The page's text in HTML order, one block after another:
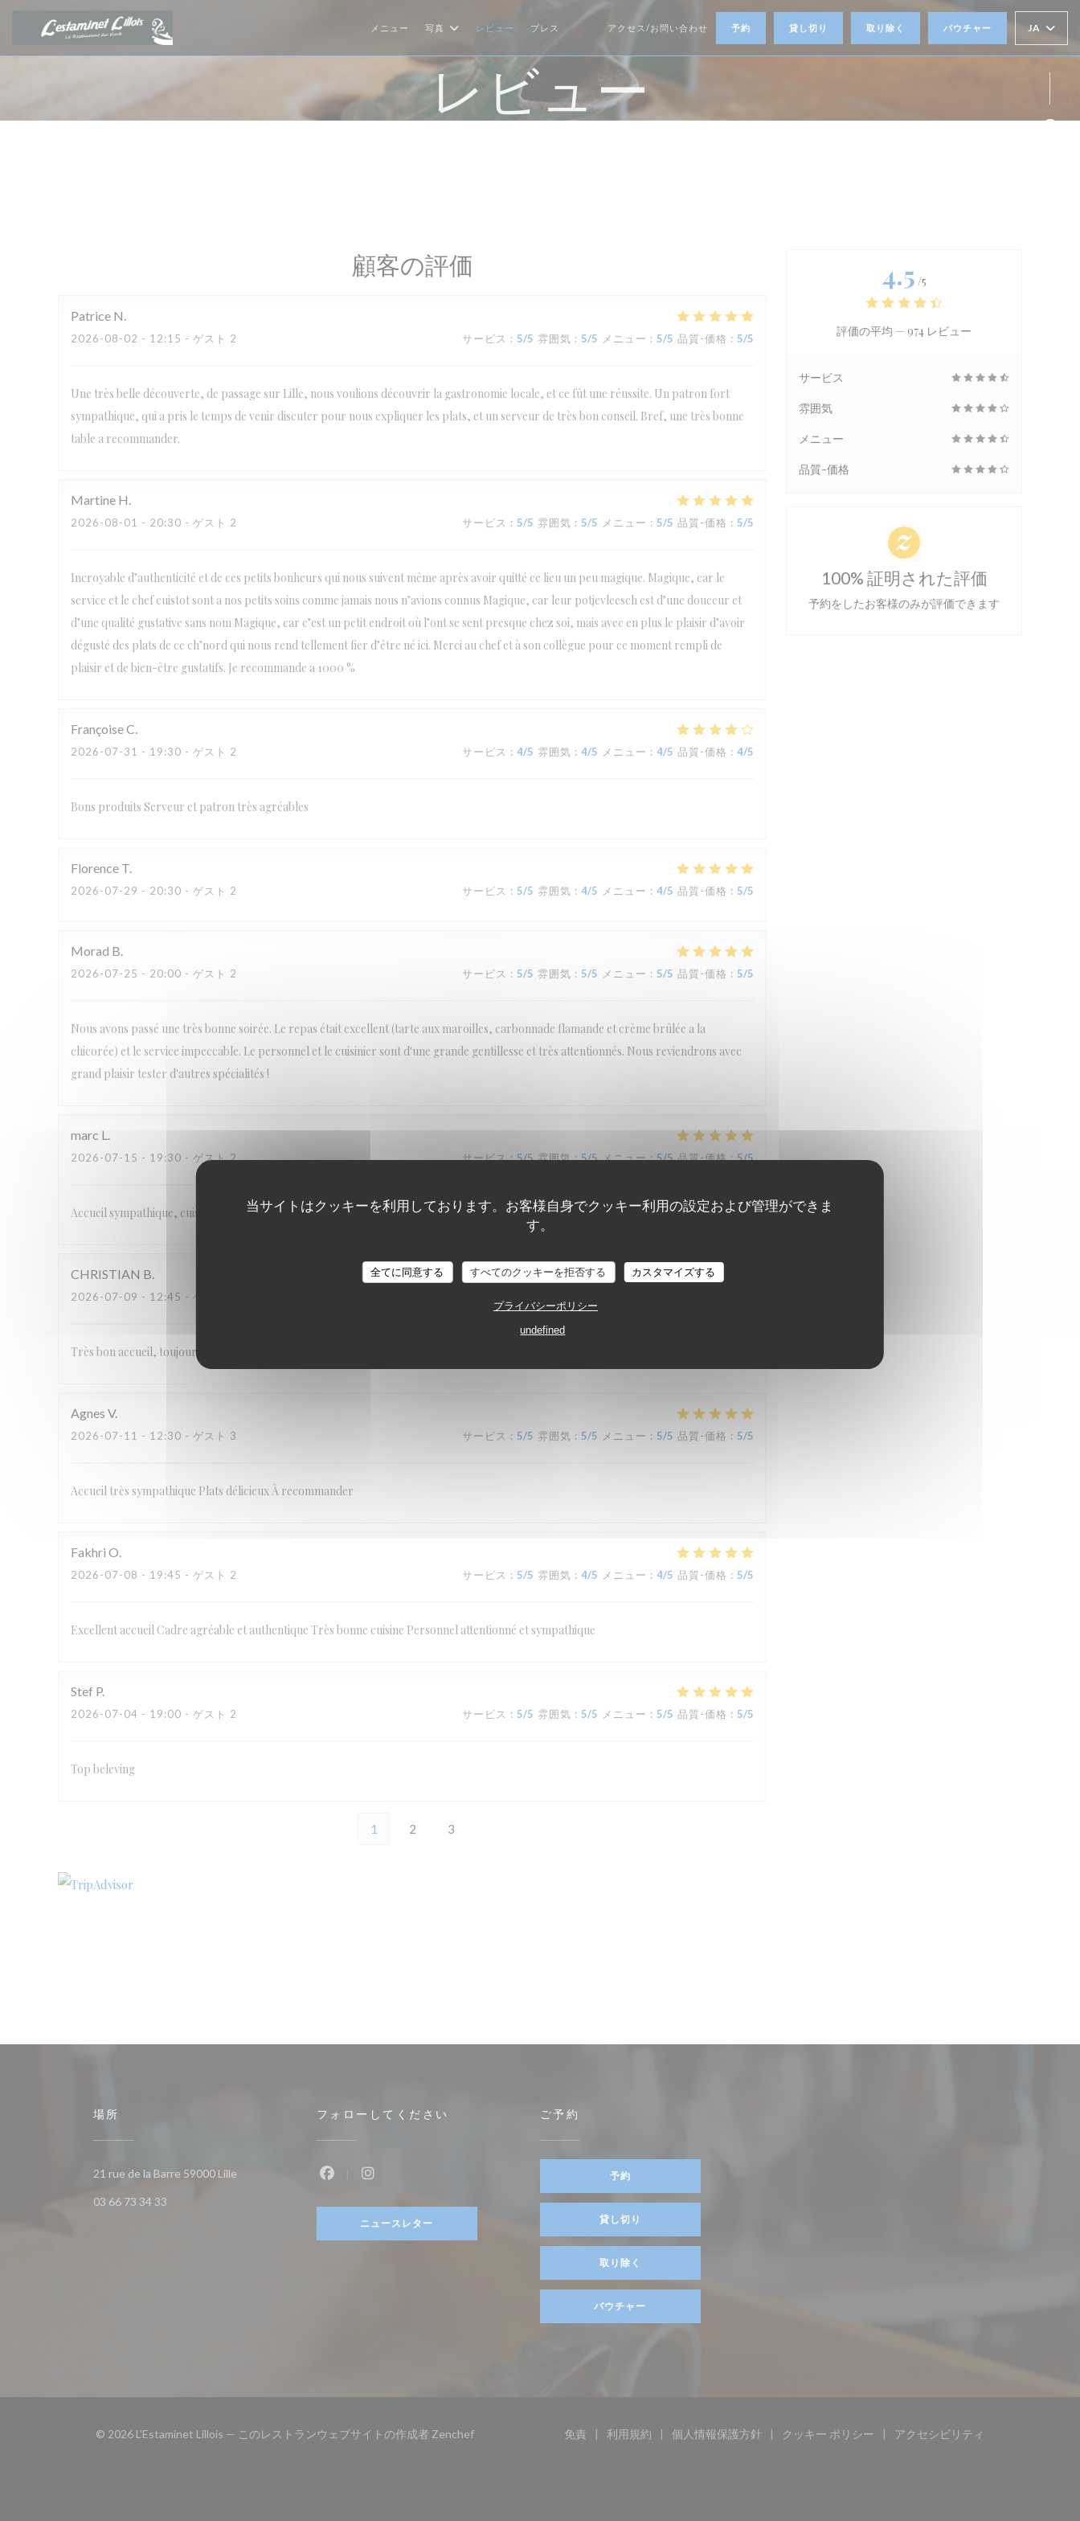
クッキー利用の管理について
当サイトはクッキーを利用しております。お客様自身でクッキー利用の設定および管理ができま
す。
全てに同意する すべてのクッキーを拒否する カスタマイズする
プライバシーポリシー
undefined
メニュー 写真 レビュー プレス
((新しいウィンドウで開きます))
((新しいウィンドウで開きます))
アクセス/お問い合わせ 予約 貸し切り 取り除く バウチャー JA
レビュー
顧客の評価
Patrice N
2026-08-02 - 12:15 - ゲスト 2 サービス : 5/5 雰囲気 : 5/5 メニュー : 5/5 品質-価格 : 5/5
Une très belle découverte, de passage sur Lille, nous voulions découvrir la gastronomie locale, et ce fût une réussite. Un patron fort
sympathique, qui a pris le temps de venir discuter pour nous expliquer les plats, et un serveur de très bon conseil. Bref, une très bonne
table a recommander.
Martine H
2026-08-01 - 20:30 - ゲスト 2 サービス : 5/5 雰囲気 : 5/5 メニュー : 5/5 品質-価格 : 5/5
Incroyable d’authenticité et de ces petits bonheurs qui nous suivent même après avoir quitté ce lieu un peu magique. Magique, car le
service et le chef cuistot sont a nos petits soins comme jamais nous n’avions connus Magique, car leur potjevleesch est d’une douceur et
d’une qualité gustative sans nom Magique, car c’est un petit endroit où l’ont se sent presque chez soi, mais avec en plus le plaisir d’avoir
dégusté des plats de ce ch’nord qui nous rend tellement fier d’être né ici. Merci au chef et à son collègue pour ce moment rempli de
plaisir et de bien-être gustatifs. Je recommande a 1000 %
FrançoiseC
2026-07-31 - 19:30 - ゲスト 2 サービス : 4/5 雰囲気 : 4/5 メニュー : 4/5 品質-価格 : 4/5
Bons produits Serveur et patron très agréables
Florence T
2026-07-29 - 20:30 - ゲスト 2 サービス : 5/5 雰囲気 : 4/5 メニュー : 4/5 品質-価格 : 5/5
Morad B
2026-07-25 - 20:00 - ゲスト 2 サービス : 5/5 雰囲気 : 5/5 メニュー : 5/5 品質-価格 : 5/5
Nous avons passé une très bonne soirée. Le repas était excellent (tarte aux maroilles, carbonnade flamande et crème brûlée a la
chicorée) et le service impeccable. Le personnel et le cuisinier sont d'une grande gentillesse et très attentionnés. Nous reviendrons avec
grand plaisir tester d'autres spécialités !
marc L
2026-07-15 - 19:30 - ゲスト 2 サービス: 5/5 雰囲気: 5/5 メニュー: 5/5 品質-価格: 5/5
Accueil sympathique, cuisine du terroir , le couple de bretons que nous sommes avons été ravis ! Nous recommandons !
CHRISTIAN B
2026-07-09 - 12:45 - ゲスト 2
Très bon accueil, toujours à notre écoute. Les plats étaient excellents, nous y reviendrons !
Agnes V
2026-07-11 - 12:30 - ゲスト 3 サービス : 5/5 雰囲気 : 5/5 メニュー : 5/5 品質-価格 : 5/5
Accueil très sympathique Plats délicieux À recommander
Fakhri O
2026-07-08 - 19:45 - ゲスト 2 サービス : 5/5 雰囲気 : 4/5 メニュー : 4/5 品質-価格 : 5/5
Excellent accueil Cadre agréable et authentique Très bonne cuisine Personnel attentionné et sympathique
Stef P
2026-07-04 - 19:00 - ゲスト 2 サービス : 5/5 雰囲気 : 5/5 メニュー : 5/5 品質-価格 : 5/5
Top beleving
1 2 3
4.5 /5
評価の平均 — 974 レビュー
サービス
雰囲気
メニュー
品質-価格
100% 証明された評価
予約をしたお客様のみが評価できます
場所
21 rue de la Barre 59000 Lille((新しいウィンドウで開きます))
03 66 73 34 33
フォローしてください
Instagram ((新しいウィンドウで開きます))
ニュースレター
ご予約
予約
貸し切り
取り除く
バウチャー
© 2026 L'Estaminet Lillois — このレストランウェブサイトの作成者 Zenchef((新しいウィンドウで開きます))
免責
((新しいウィンドウで開きます))
利用規約
((新しいウィンドウで開きます))
個人情報保護方針
((新しいウィンドウで開きます))
クッキー ポリシー
((新しいウィンドウで開きます))
アクセシビリティ
((新しいウィンドウで開き